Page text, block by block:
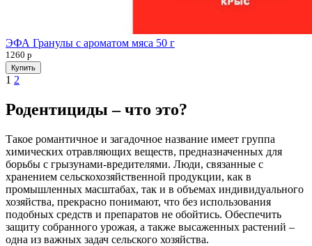
ЭФА Гранулы с ароматом мяса 50 г
1260 р
1 2
Родентициды – что это?
Такое романтичное и загадочное название имеет группа
химических отравляющих веществ, предназначенных для
борьбы с грызунами-вредителями. Люди, связанные с
хранением сельскохозяйственной продукции, как в
промышленных масштабах, так и в объемах индивидуального
хозяйства, прекрасно понимают, что без использования
подобных средств и препаратов не обойтись. Обеспечить
защиту собранного урожая, а также высаженных растений –
одна из важных задач сельского хозяйства.